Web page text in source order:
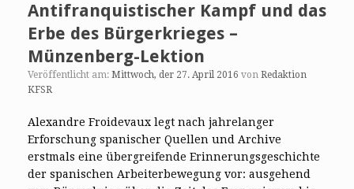
Antifranquistischer Kampf und das
Erbe des Bürgerkrieges –
Münzenberg-Lektion
Veröffentlicht am: Mittwoch, der 27. April 2016 von Redaktion
KFSR
Alexandre Froidevaux legt nach jahrelanger
Erforschung spanischer Quellen und Archive
erstmals eine übergreifende Erinnerungsgeschichte
der spanischen Arbeiterbewegung vor: ausgehend